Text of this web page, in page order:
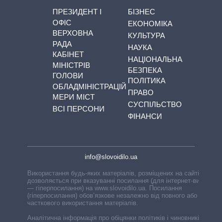
ПРЕЗИДЕНТ І
ОФІС
ВЕРХОВНА
РАДА
КАБІНЕТ
МІНІСТРІВ
ГОЛОВИ
ОБЛАДМІНІСТРАЦІЙ
МЕРИ МІСТ
ВСІ ПЕРСОНИ
БІЗНЕС
ЕКОНОМІКА
КУЛЬТУРА
НАУКА
НАЦІОНАЛЬНА
БЕЗПЕКА
ПОЛІТИКА
ПРАВО
СУСПІЛЬСТВО
ФІНАНСИ
info@slovoidilo.ua
Використання будь-яких матеріалів, розміщених на сайті,
дозволяється при вказуванні посилання (для інтернет-видань
— гіперпосилання) на www.slovoidilo.ua. Посилання
(гіперпосилання) обов’язкове незалежно від повного або
часткового використання матеріалів.
Аналітична інформація про обіцянки політиків і чиновників,